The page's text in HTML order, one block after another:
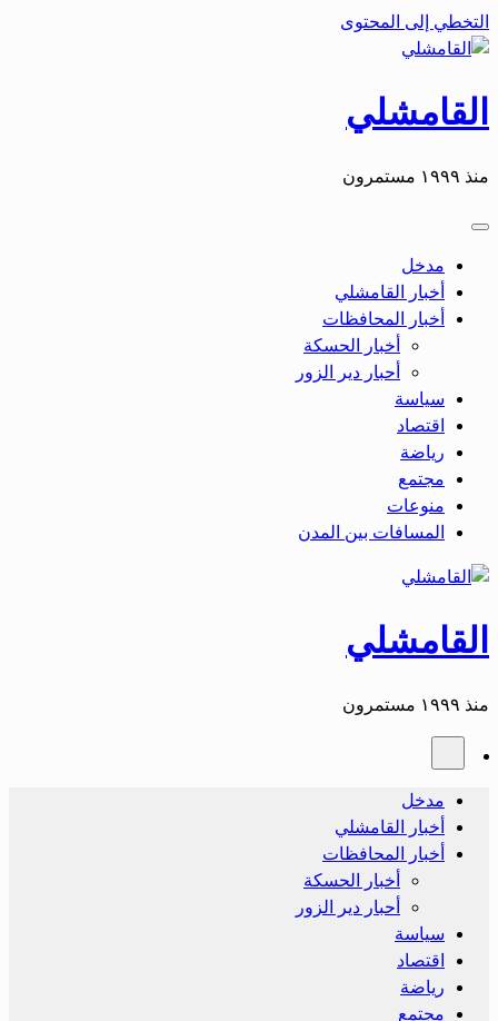
التخطي إلى المحتوى
القامشلي
منذ ١٩٩٩ مستمرون
مدخل
أخبار القامشلي
أخبار المحافظات
أخبار الحسكة
أحبار دير الزور
سياسة
اقتصاد
رياضة
مجتمع
منوعات
المسافات بين المدن
القامشلي
منذ ١٩٩٩ مستمرون
مدخل
أخبار القامشلي
أخبار المحافظات
أخبار الحسكة
أحبار دير الزور
سياسة
اقتصاد
رياضة
مجتمع